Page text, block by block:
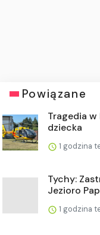
Powiązane
Tragedia
dziecka
1 godzina
Tychy:
Jezioro
1 godzina